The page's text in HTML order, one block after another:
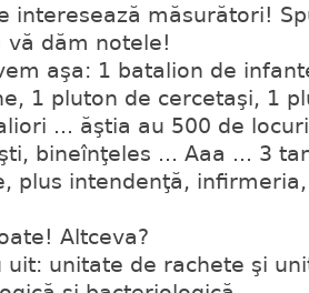
interesează măsurători!
vă dăm notele!
aşa: 1 batalion de
1 pluton de cercetaşi, 1
... ăştia au 500 de
bineînţeles ... Aaa ... 3
plus intendenţă,
Altceva?
uit: unitate de rachete şi